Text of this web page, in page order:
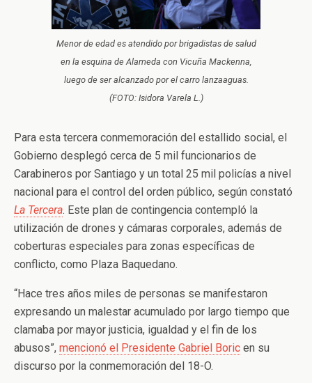
Menor de edad es atendido por brigadistas de salud
en la esquina de Alameda con Vicuña Mackenna,
luego de ser alcanzado por el carro lanzaaguas.
(FOTO: Isidora Varela L.)
Para esta tercera conmemoración del estallido social, el
Gobierno desplegó cerca de 5 mil funcionarios de
Carabineros por Santiago y un total 25 mil policías a nivel
nacional para el control del orden público, según constató
La Tercera. Este plan de contingencia contempló la
utilización de drones y cámaras corporales, además de
coberturas especiales para zonas específicas de
conflicto, como Plaza Baquedano.
“Hace tres años miles de personas se manifestaron
expresando un malestar acumulado por largo tiempo que
clamaba por mayor justicia, igualdad y el fin de los
abusos”, mencionó el Presidente Gabriel Boric en su
discurso por la conmemoración del 18-O.